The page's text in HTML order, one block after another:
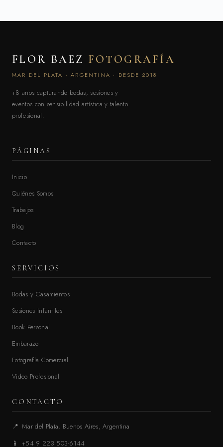
FLOR BAEZ FOTOGRAFÍA
MAR DEL PLATA · ARGENTINA · DESDE 2018
+8 años capturando bodas, sesiones y
eventos con sensibilidad artística y talento
profesional.
PÁGINAS
Inicio
Quiénes Somos
Trabajos
Blog
Contacto
SERVICIOS
Bodas y Casamientos
Sesiones Infantiles
Book Personal
Embarazo
Fotografía Comercial
Video Profesional
CONTACTO
📍 Mar del Plata, Buenos Aires, Argentina
📱
+54 9 223 503-6144